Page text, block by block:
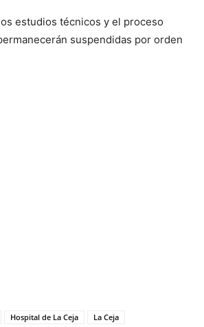
estudios técnicos y el proceso
suspendidas por orden
Hospital de La Ceja La Ceja